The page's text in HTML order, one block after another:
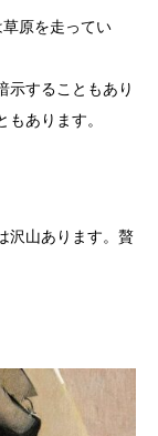
原を走ってい
示することもあり
あります。
沢山あります。贅